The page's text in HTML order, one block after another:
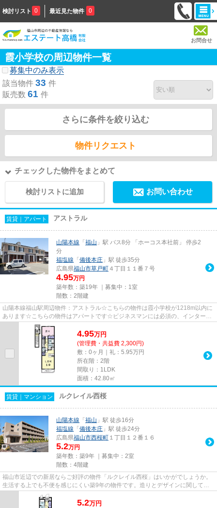
検討リスト 0 最近見た物件 0
お問合せ
霞小学校の周辺物件一覧
募集中のみ表示
該当物件 33 件
販売数 61 件
さらに条件を絞り込む
物件リクエスト
チェックした物件をまとめて
検討リストに追加 お問い合わせ
賃貸｜アパート アストラル
山陽本線 「 福山 」駅 バス8分 「ホーコス本社前」 停歩2
分
福塩線 「 備後本庄 」駅 徒歩35分
広島県福山市草戸町 ４丁目１１番７号
4.95万円
築年数：築19年 ｜募集中： 1室
階数：2階建
山陽本線福山駅周辺物件：アストラル☆こちらの物件は霞小学校が1218m以内に
あります☆こちらの物件はアパートです☆ビジネスマンには必須の、インターネ
ット有り物件です☆エステート高橋...
4.95万円
(管理費・共益費 2,300円)
敷：0ヶ月｜礼：5.95万円
所在階：2階
間取り：1LDK
面積：42.80㎡
賃貸｜マンション ルクレイル西桜
山陽本線 「 福山 」駅 徒歩16分
福塩線 「 備後本庄 」駅 徒歩24分
広島県福山市西桜町 １丁目１２番１６
5.2万円
築年数：築9年 ｜募集中： 2室
階数：4階建
福山市近辺での新居ならご好評の物件「ルクレイル西桜」はいかがでしょうか。
生活する上でも不便を感じにくい築9年の物件です。造りとデザインに関して、
自信をもって情報を提供できる...
5.2万円